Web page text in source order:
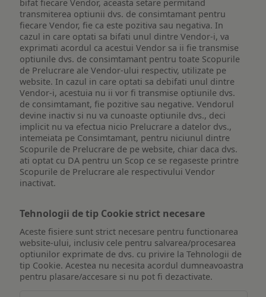
bifat fiecare Vendor, aceasta setare permitand
transmiterea optiunii dvs. de consimtamant pentru
fiecare Vendor, fie ca este pozitiva sau negativa. In
cazul in care optati sa bifati unul dintre Vendor-i, va
exprimati acordul ca acestui Vendor sa ii fie transmise
optiunile dvs. de consimtamant pentru toate Scopurile
de Prelucrare ale Vendor-ului respectiv, utilizate pe
website. In cazul in care optati sa debifati unul dintre
Vendor-i, acestuia nu ii vor fi transmise optiunile dvs.
de consimtamant, fie pozitive sau negative. Vendorul
devine inactiv si nu va cunoaste optiunile dvs., deci
implicit nu va efectua nicio Prelucrare a datelor dvs.,
intemeiata pe Consimtamant, pentru niciunul dintre
Scopurile de Prelucrare de pe website, chiar daca dvs.
ati optat cu DA pentru un Scop ce se regaseste printre
Scopurile de Prelucrare ale respectivului Vendor
inactivat.
Tehnologii de tip Cookie strict necesare
Aceste fisiere sunt strict necesare pentru functionarea
website-ului, inclusiv cele pentru salvarea/procesarea
optiunilor exprimate de dvs. cu privire la Tehnologii de
tip Cookie. Acestea nu necesita acordul dumneavoastra
pentru plasare/accesare si nu pot fi dezactivate.